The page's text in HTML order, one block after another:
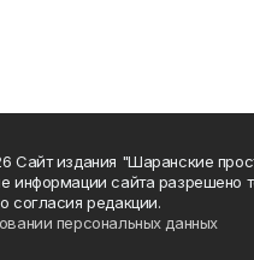
Сайт издания "Шаранские
информации сайта разрешено
согласия редакции.
персональных данных